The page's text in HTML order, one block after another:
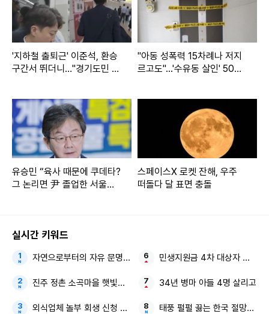
'지하철 출퇴근' 이준석, 환승
구간서 뛰더니…"경기도민 숙
"아동 성폭력 15차례나 저지
르고도"...'수유동 살인' 50대
유승민 “육사 때문에 쿠데타?
그 논리면 尹 졸업한 서울대
스페이스X 로켓 잔해, 우주
떠돌다 달 표면 충돌
실시간 키워드
자연으로부터의 자유 문명이 부른 지구의 위기
진주 정촌 소곡마을 햇빛소득마을
외식업체 놀부 회생 신청 尹 전 대통령 전속사진가
민생지원금 4차 대상자 전국
34년 병마 아들 4명 살리고
태풍 펄펄 끓는 한국 절망적인